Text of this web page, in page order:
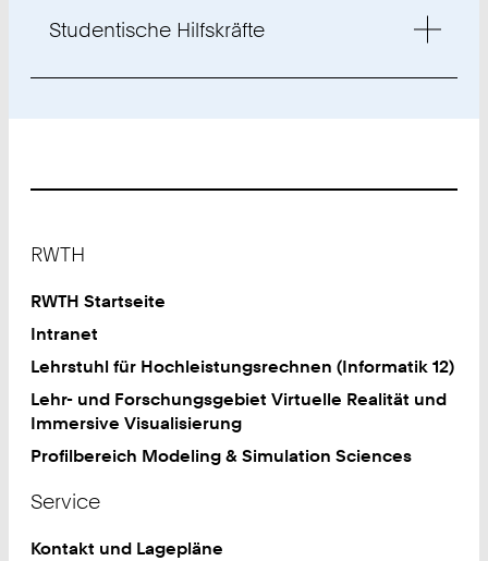
Studentische Hilfskräfte
RWTH
RWTH Startseite
Intranet
Lehrstuhl für Hochleistungsrechnen (Informatik 12)
Lehr- und Forschungsgebiet Virtuelle Realität und
Immersive Visualisierung
Profilbereich Modeling & Simulation Sciences
Service
Kontakt und Lagepläne